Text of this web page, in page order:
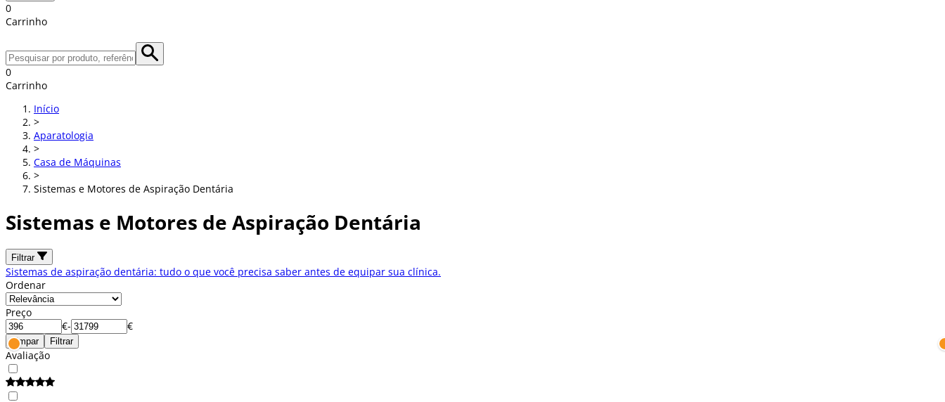
0
Carrinho
0
Carrinho
Início
>
Aparatologia
>
Casa de Máquinas
>
Sistemas e Motores de Aspiração Dentária
Sistemas e Motores de Aspiração Dentária
Filtrar
Sistemas de aspiração dentária: tudo o que você precisa saber antes de equipar sua clínica.
Ordenar
Preço
€- €
Limpar Filtrar
Avaliação